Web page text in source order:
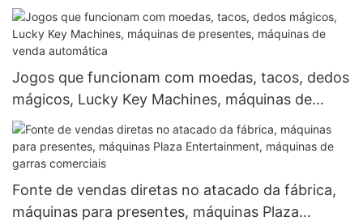
comercial de garra para bebês
Jogos que funcionam com moedas, tacos, dedos
mágicos, Lucky Key Machines, máquinas de
presentes, máquinas de venda automática
Fonte de vendas diretas no atacado da fábrica,
máquinas para presentes, máquinas Plaza